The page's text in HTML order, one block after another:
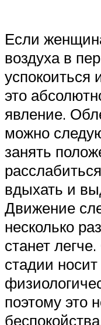
Если
воздуха в
успокоиться
это
явление.
можно
занять
вдыхать и
Движение
несколько
станет
стадии
поэтому это